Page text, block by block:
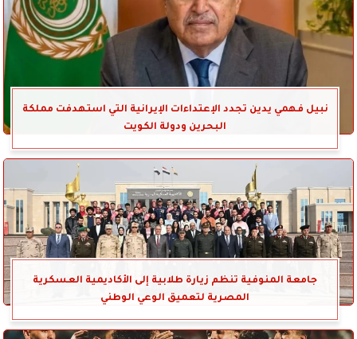
نبيل فهمي يدين تجدد الإعتداءات الإيرانية التي استهدفت مملكة
البحرين ودولة الكويت
جامعة المنوفية تنظم زيارة طلابية إلى الأكاديمية العسكرية
المصرية لتعميق الوعي الوطني